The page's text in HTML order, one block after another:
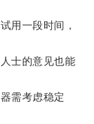
用一段时间，
士的意见也能
需考虑稳定